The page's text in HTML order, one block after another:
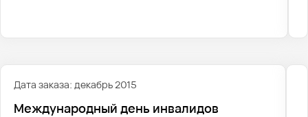
Дата заказа: декабрь 2015
Международный день инвалидов